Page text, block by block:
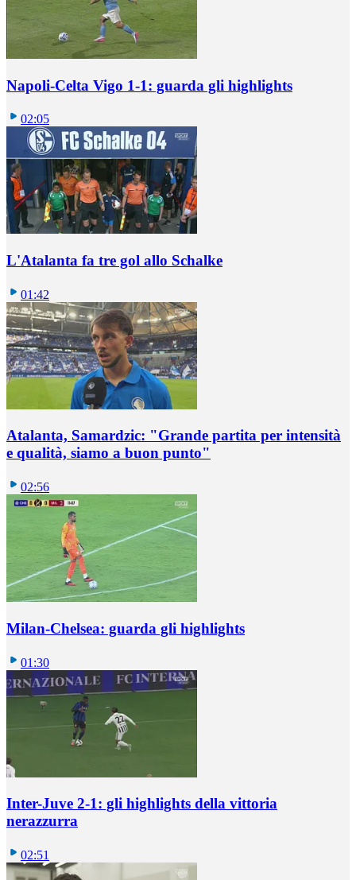
Napoli-Celta Vigo 1-1: guarda gli highlights
02:05
L'Atalanta fa tre gol allo Schalke
01:42
Atalanta, Samardzic: "Grande partita per intensità
e qualità, siamo a buon punto"
02:56
Milan-Chelsea: guarda gli highlights
01:30
Inter-Juve 2-1: gli highlights della vittoria
nerazzurra
02:51